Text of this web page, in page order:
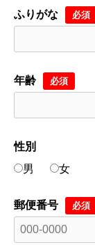
ふりがな 必須
年齢 必須
性別
男
女
郵便番号 必須